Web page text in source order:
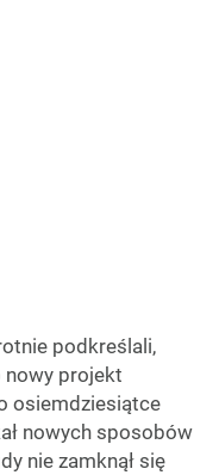
podkreślali,
nowy projekt
osiemdziesiątce
nowych sposobów
nie zamknął się